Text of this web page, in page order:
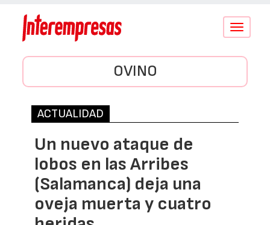
Conmutar
OVINO
ACTUALIDAD
Un nuevo ataque de
lobos en las Arribes
(Salamanca) deja una
oveja muerta y cuatro